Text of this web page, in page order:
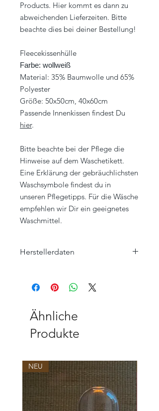
Products. Hier kommt es dann zu
abweichenden Lieferzeiten. Bitte
beachte dies bei deiner Bestellung!
Fleecekissenhülle
Farbe: wollweiß
Material: 35% Baumwolle und 65%
Polyester
Größe: 50x50cm, 40x60cm
Passende Innenkissen findest Du
hier.
Bitte beachte bei der Pflege die
Hinweise auf dem Waschetikett.
Eine Erklärung der gebräuchlichsten
Waschsymbole findest du in
unseren Pflegetipps. Für die Wäsche
empfehlen wir Dir ein geeignetes
Waschmittel.
Herstellerdaten
Orleansstraße 16
95028 Hof
info@eagle-products.de
Ähnliche
Produkte
NEU